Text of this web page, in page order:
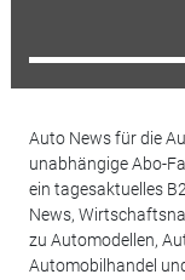
Auto News für die
unabhängige Abo-
ein tagesaktuelles
News,
zu Automodellen,
Automobilhandel